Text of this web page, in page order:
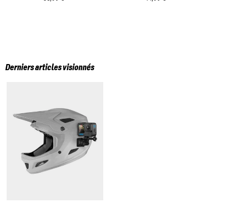
Derniers articles visionnés